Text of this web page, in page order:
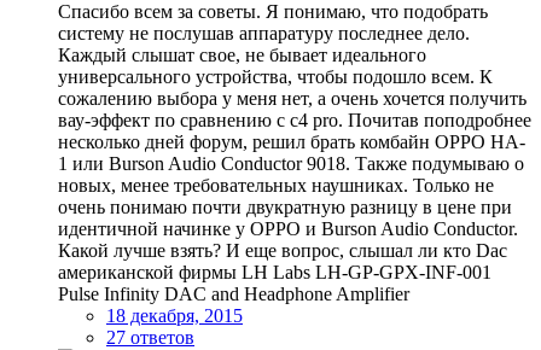
Спасибо всем за советы. Я понимаю, что подобрать
систему не послушав аппаратуру последнее дело.
Каждый слышат свое, не бывает идеального
универсального устройства, чтобы подошло всем. К
сожалению выбора у меня нет, а очень хочется получить
вау-эффект по сравнению с с4 pro. Почитав поподробнее
несколько дней форум, решил брать комбайн OPPO HA-
1 или Burson Audio Conductor 9018. Также подумываю о
новых, менее требовательных наушниках. Только не
очень понимаю почти двукратную разницу в цене при
идентичной начинке у OPPO и Burson Audio Conductor.
Какой лучше взять? И еще вопрос, слышал ли кто Dac
американской фирмы LH Labs LH-GP-GPX-INF-001
Pulse Infinity DAC and Headphone Amplifier
18 декабря, 2015
27 ответов